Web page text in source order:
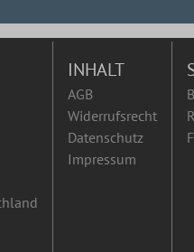
INHALT
AGB
Widerrufsrecht
Datenschutz
Impressum